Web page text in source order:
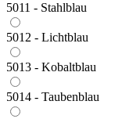
5011 - Stahlblau
5012 - Lichtblau
5013 - Kobaltblau
5014 - Taubenblau